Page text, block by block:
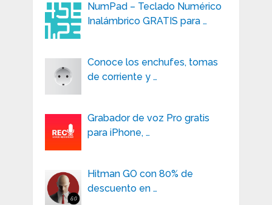
NumPad – Teclado Numérico
Inalámbrico GRATIS para …
Conoce los enchufes, tomas
de corriente y …
Grabador de voz Pro gratis
para iPhone, …
Hitman GO con 80% de
descuento en …